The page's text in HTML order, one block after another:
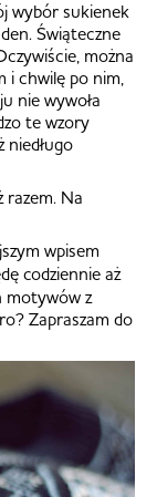
wybór sukienek
Świąteczne
można
i chwilę po nim,
nie wywoła
te wzory
niedługo
razem. Na
wpisem
codziennie aż
motywów z
Zapraszam do